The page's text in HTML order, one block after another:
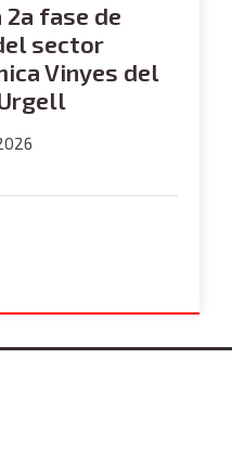
2a fase de
sector
Vinyes del